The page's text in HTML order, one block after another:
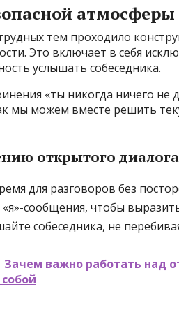
атмосферы
тем проходило
Это включает в себя
услышать собеседника.
«ты никогда ничего не
мы можем вместе решить
открытого
для разговоров без
сообщения, чтобы
собеседника, не
Зачем важно работать над